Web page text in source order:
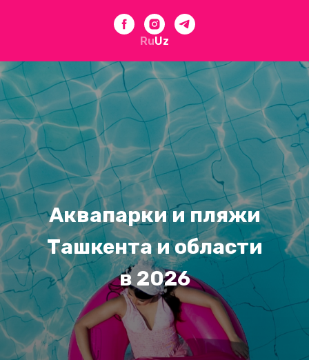
RuUz
Аквапарки и пляжи
Ташкента и области
в 2026